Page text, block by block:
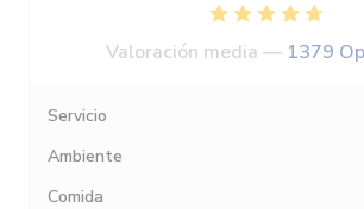
Valoración media — 1379
Servicio
Ambiente
Comida